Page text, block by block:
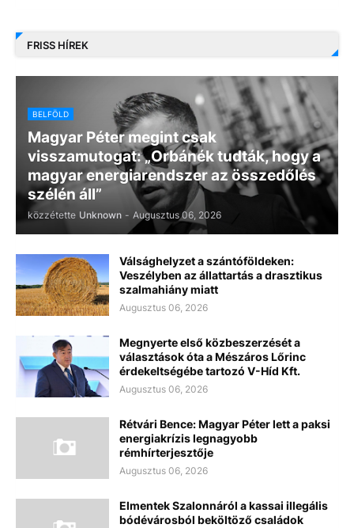
FRISS HÍREK
BELFÖLD
Magyar Péter megint csak
visszamutogat: „Orbánék tudták, hogy a
magyar energiarendszer az összedőlés
szélén áll”
közzétette Unknown - Augusztus 06, 2026
Válsághelyzet a szántóföldeken:
Veszélyben az állattartás a drasztikus
szalmahiány miatt
Augusztus 06, 2026
Megnyerte első közbeszerzését a
választások óta a Mészáros Lőrinc
érdekeltségébe tartozó V-Híd Kft.
Augusztus 06, 2026
Rétvári Bence: Magyar Péter lett a paksi
energiakrízis legnagyobb
rémhírterjesztője
Augusztus 06, 2026
Elmentek Szalonnáról a kassai illegális
bódévárosból beköltöző családok